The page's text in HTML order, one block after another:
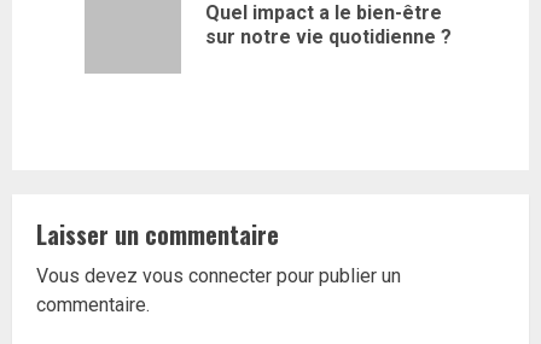
Quel impact a le bien-être
sur notre vie quotidienne ?
Laisser un commentaire
Vous devez vous connecter pour publier un
commentaire.